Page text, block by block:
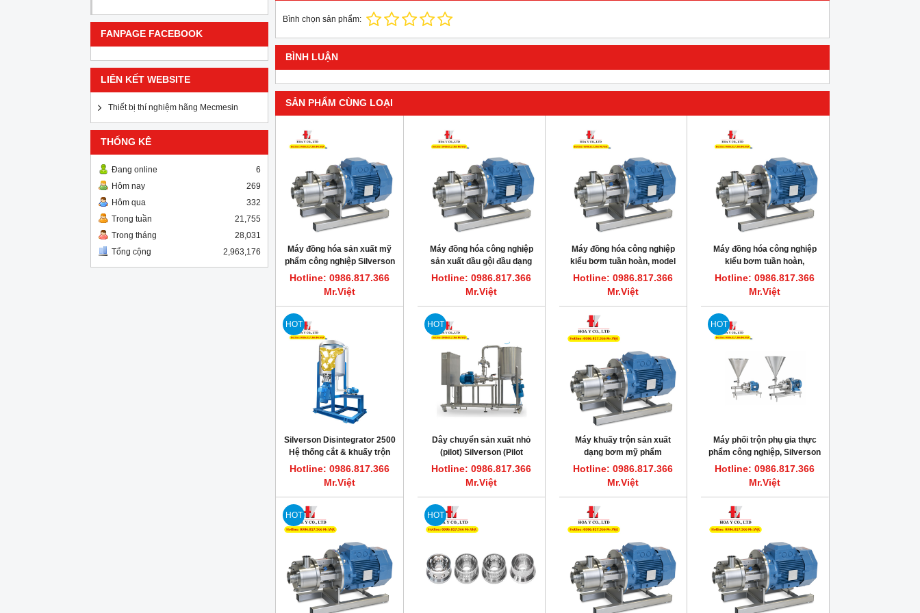
FANPAGE FACEBOOK
LIÊN KẾT WEBSITE
Thiết bị thí nghiệm hãng Mecmesin
THỐNG KÊ
Đang online
6
Hôm nay
269
Hôm qua
332
Trong tuần
21,755
Trong tháng
28,031
Tổng cộng
2,963,176
Bình chọn sản phẩm:
BÌNH LUẬN
SẢN PHẨM CÙNG LOẠI
Máy đồng hóa sản xuất mỹ
phẩm công nghiệp Silverson
450UHS-HV
Hotline: 0986.817.366
Mr.Việt
Máy đồng hóa công nghiệp
sản xuất dầu gội đầu dạng
bơm tuần hoàn 450UHS-HV
15Hp
Hotline: 0986.817.366
Mr.Việt
Máy đồng hóa công nghiệp
kiểu bơm tuần hoàn, model
600UHS-HV Silverson
Hotline: 0986.817.366
Mr.Việt
Máy đồng hóa công nghiệp
kiểu bơm tuần hoàn,
450UHS-HV Silverson
Hotline: 0986.817.366
Mr.Việt
HOT
Silverson Disintegrator 2500
Hệ thống cắt & khuấy trộn
keo sản xuất dầu nhớt
Hotline: 0986.817.366
Mr.Việt
HOT
Dây chuyển sản xuất nhỏ
(pilot) Silverson (Pilot
Disintegrator Plant)
Hotline: 0986.817.366
Mr.Việt
Máy khuấy trộn sản xuất
dạng bơm mỹ phẩm
450UHS-HV Silverson
Hotline: 0986.817.366
Mr.Việt
HOT
Máy phối trộn phụ gia thực
phẩm công nghiệp, Silverson
Hotline: 0986.817.366
Mr.Việt
HOT HOT